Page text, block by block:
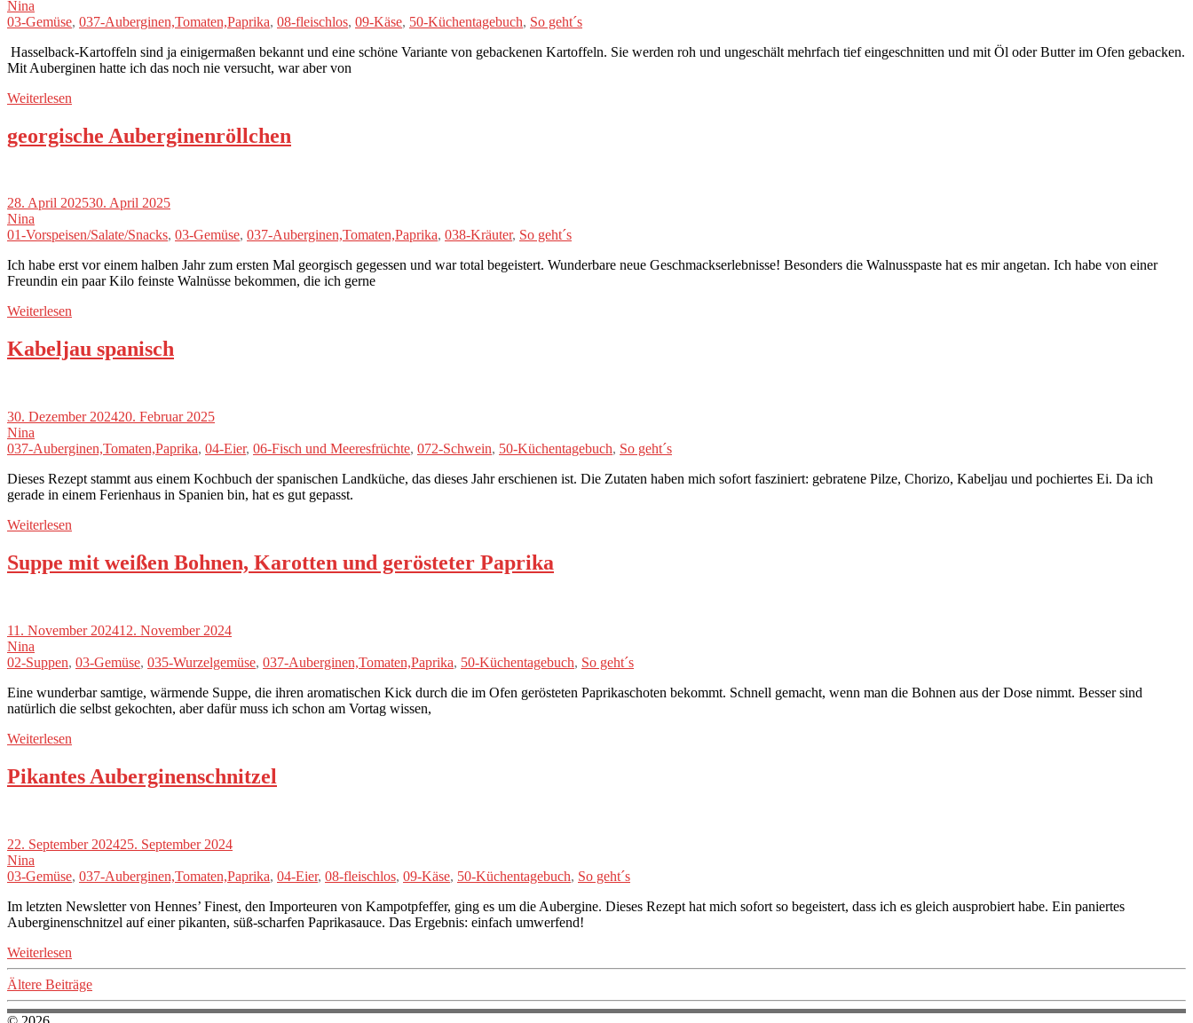
Nina
03-Gemüse, 037-Auberginen,Tomaten,Paprika, 08-fleischlos, 09-Käse, 50-Küchentagebuch, So geht´s
Hasselback-Kartoffeln sind ja einigermaßen bekannt und eine schöne Variante von gebackenen Kartoffeln. Sie werden roh und ungeschält mehrfach tief eingeschnitten und mit Öl oder Butter im Ofen gebacken.
Mit Auberginen hatte ich das noch nie versucht, war aber von
Weiterlesen
georgische Auberginenröllchen
28. April 202530. April 2025
Nina
01-Vorspeisen/Salate/Snacks, 03-Gemüse, 037-Auberginen,Tomaten,Paprika, 038-Kräuter, So geht´s
Ich habe erst vor einem halben Jahr zum ersten Mal georgisch gegessen und war total begeistert. Wunderbare neue Geschmackserlebnisse! Besonders die Walnusspaste hat es mir angetan. Ich habe von einer
Freundin ein paar Kilo feinste Walnüsse bekommen, die ich gerne
Weiterlesen
Kabeljau spanisch
30. Dezember 202420. Februar 2025
Nina
037-Auberginen,Tomaten,Paprika, 04-Eier, 06-Fisch und Meeresfrüchte, 072-Schwein, 50-Küchentagebuch, So geht´s
Dieses Rezept stammt aus einem Kochbuch der spanischen Landküche, das dieses Jahr erschienen ist. Die Zutaten haben mich sofort fasziniert: gebratene Pilze, Chorizo, Kabeljau und pochiertes Ei. Da ich
gerade in einem Ferienhaus in Spanien bin, hat es gut gepasst.
Weiterlesen
Suppe mit weißen Bohnen, Karotten und gerösteter Paprika
11. November 202412. November 2024
Nina
02-Suppen, 03-Gemüse, 035-Wurzelgemüse, 037-Auberginen,Tomaten,Paprika, 50-Küchentagebuch, So geht´s
Eine wunderbar samtige, wärmende Suppe, die ihren aromatischen Kick durch die im Ofen gerösteten Paprikaschoten bekommt. Schnell gemacht, wenn man die Bohnen aus der Dose nimmt. Besser sind
natürlich die selbst gekochten, aber dafür muss ich schon am Vortag wissen,
Weiterlesen
Pikantes Auberginenschnitzel
22. September 202425. September 2024
Nina
03-Gemüse, 037-Auberginen,Tomaten,Paprika, 04-Eier, 08-fleischlos, 09-Käse, 50-Küchentagebuch, So geht´s
Im letzten Newsletter von Hennes’ Finest, den Importeuren von Kampotpfeffer, ging es um die Aubergine. Dieses Rezept hat mich sofort so begeistert, dass ich es gleich ausprobiert habe. Ein paniertes
Auberginenschnitzel auf einer pikanten, süß-scharfen Paprikasauce. Das Ergebnis: einfach umwerfend!
Weiterlesen
Beitragsnavigation
Ältere Beiträge